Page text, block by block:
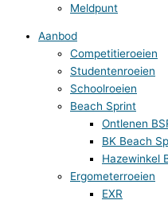
Meldpunt
Aanbod
Competitieroeien
Studentenroeien
Schoolroeien
Beach Sprint
Ontlenen
BK Beach
Hazewinkel
Ergometerroeien
EXR